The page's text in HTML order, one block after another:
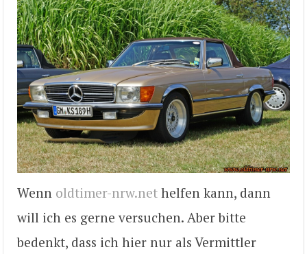
Wenn oldtimer-nrw.net helfen kann, dann
will ich es gerne versuchen. Aber bitte
bedenkt, dass ich hier nur als Vermittler